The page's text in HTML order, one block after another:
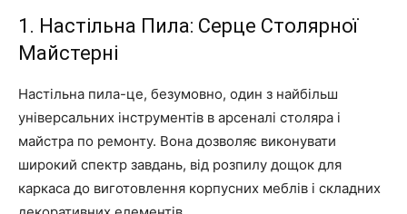
1. Настільна Пила: Серце Столярної
Майстерні
Настільна пила-це, безумовно, один з найбільш
універсальних інструментів в арсеналі столяра і
майстра по ремонту. Вона дозволяє виконувати
широкий спектр завдань, від розпилу дощок для
каркаса до виготовлення корпусних меблів і складних